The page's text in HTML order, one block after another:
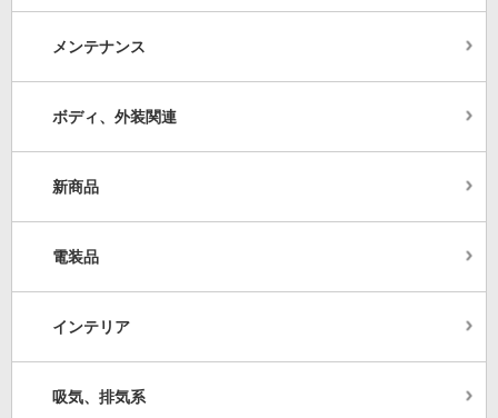
メンテナンス
ボディ、外装関連
新商品
電装品
インテリア
吸気、排気系